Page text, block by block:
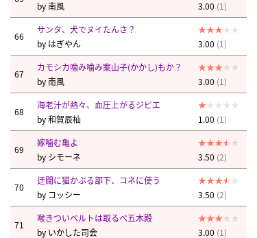
by南風 3.00 (1)
66
サンタ、犬でヌイたんさ？
by はぎやん 3.00 (1)
67
カモシカ噛み噛み案山子(かかし)もか？
by南風 3.00 (1)
68
海老汁が熱々、血圧上がるジビエ
by和賀辰杣 1.00 (1)
69
嫁噛む亀よ
by シモーネ 3.50 (2)
70
迂闊に猫かぶる部下、コネに使う
by コッシー 3.50 (2)
71
喉きついベルトは取るべ五木殿
by いかした司会 3.00 (1)